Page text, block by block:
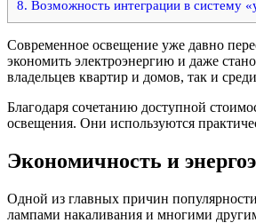
8. Возможность интеграции в систему
Современное освещение уже давно
экономить электроэнергию и даже
владельцев квартир и домов, так и
Благодаря сочетанию доступной
освещения. Они используются
Экономичность и
Одной из главных причин
лампами накаливания и многими